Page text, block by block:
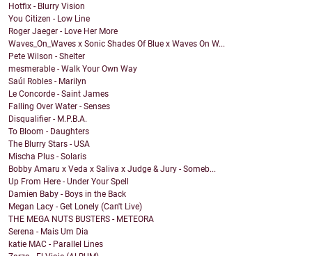
Hotfix - Blurry Vision
You Citizen - Low Line
Roger Jaeger - Love Her More
Waves_On_Waves x Sonic Shades Of Blue x Waves On W...
Pete Wilson - Shelter
mesmerable - Walk Your Own Way
Saúl Robles - Marilyn
Le Concorde - Saint James
Falling Over Water - Senses
Disqualifier - M.P.B.A.
To Bloom - Daughters
The Blurry Stars - USA
Mischa Plus - Solaris
Bobby Amaru x Veda x Saliva x Judge & Jury - Someb...
Up From Here - Under Your Spell
Damien Baby - Boys in the Back
Megan Lacy - Get Lonely (Can't Live)
THE MEGA NUTS BUSTERS - METEORA
Serena - Mais Um Dia
katie MAC - Parallel Lines